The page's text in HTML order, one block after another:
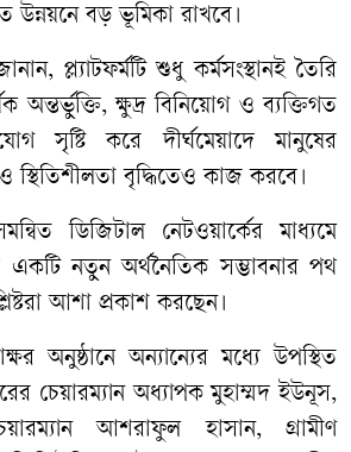
উন্নয়নে বড় ভূমিকা রাখবে।
প্ল্যাটফর্মটি শুধু কর্মসংস্থানই তৈরি
অন্তর্ভুক্তি, ক্ষুদ্র বিনিয়োগ ও ব্যক্তিগত
সৃষ্টি করে দীর্ঘমেয়াদে মানুষের
স্থিতিশীলতা বৃদ্ধিতেও কাজ করবে।
ডিজিটাল নেটওয়ার্কের মাধ্যমে
একটি নতুন অর্থনৈতিক সম্ভাবনার পথ
আশা প্রকাশ করছেন।
অনুষ্ঠানে অন্যান্যের মধ্যে উপস্থিত
চেয়ারম্যান অধ্যাপক মুহাম্মদ ইউনূস,
আশরাফুল হাসান, গ্রামীণ